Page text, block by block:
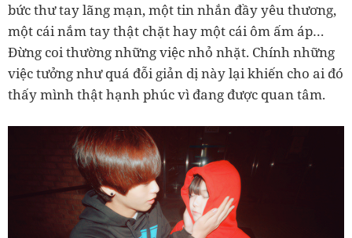
bức thư tay lãng mạn, một tin nhắn đầy yêu thương,
một cái nắm tay thật chặt hay một cái ôm ấm áp…
Đừng coi thường những việc nhỏ nhặt. Chính những
việc tưởng như quá đỗi giản dị này lại khiến cho ai đó
thấy mình thật hạnh phúc vì đang được quan tâm.